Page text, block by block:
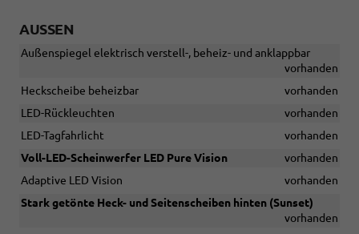
AUSSEN
Außenspiegel elektrisch verstell-, beheiz- und anklappbar
vorhanden
Heckscheibe beheizbar
vorhanden
LED-Rückleuchten
vorhanden
LED-Tagfahrlicht
vorhanden
Voll-LED-Scheinwerfer LED Pure Vision
vorhanden
Adaptive LED Vision
vorhanden
Stark getönte Heck- und Seitenscheiben hinten (Sunset)
vorhanden